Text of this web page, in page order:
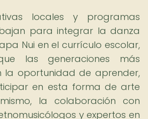
locales y programas
para integrar la danza
Nui en el currículo escolar,
las generaciones más
la oportunidad de aprender,
en esta forma de arte
la colaboración con
y expertos en